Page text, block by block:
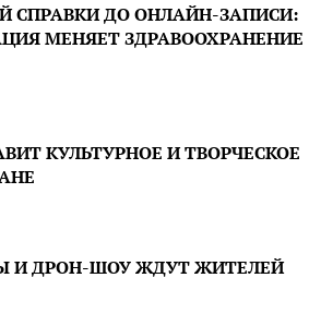
СПРАВКИ ДО ОНЛАЙН-ЗАПИСИ:
МЕНЯЕТ ЗДРАВООХРАНЕНИЕ
КУЛЬТУРНОЕ И ТВОРЧЕСКОЕ
И ДРОН-ШОУ ЖДУТ ЖИТЕЛЕЙ